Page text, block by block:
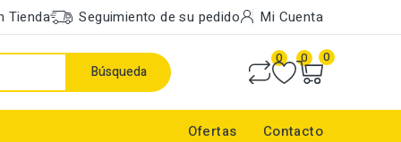
Tienda Seguimiento de su pedido Mi Cuenta
Búsqueda
0 0 0
Ofertas Contacto